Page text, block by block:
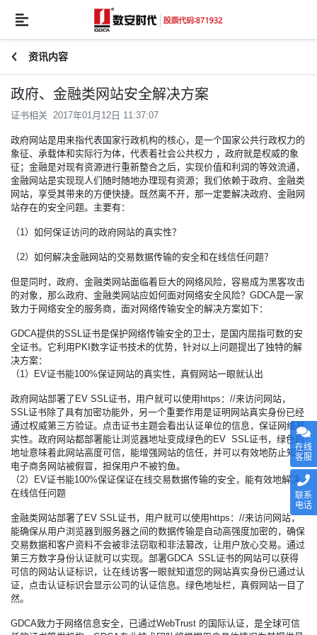
资讯内容
政府、金融类网站安全解决方案
证书相关 2017年01月12日 11:37:07
政府网站是用来指代表国家行政机构的核心，是一个国家公共行政权力的
象征、承载体和实际行为体，代表着社会公共权力 ，政府就是权威的象
征；金融是对现有资源进行重新整合之后，实现价值和利润的等效流通，
金融网站是实现现人们随时随地办理现有资源；我们依赖于政府、金融类
网站，享受其带来的方便快捷。既然离不开，那一定要解决政府、金融网
站存在的安全问题。主要有：
（1）如何保证访问的政府网站的真实性？
（2）如何解决金融网站的交易数据传输的安全和在线信任问题？
但是同时，政府、金融类网站面临着巨大的网络风险，容易成为黑客攻击
的对象，那么政府、金融类网站应如何面对网络安全风险？GDCA是一家
致力于网络安全的服务商，面对网络传输安全的解决方案如下：
GDCA提供的SSL证书是保护网络传输安全的卫士，是国内屈指可数的安
全证书。它利用PKI数字证书技术的优势，针对以上问题提出了独特的解
决方案：
（1）EV证书能100%保证网站的真实性，真假网站一眼就认出
政府网站部署了EV SSL证书，用户就可以使用https：//来访问网站，
SSL证书除了具有加密功能外，另一个重要作用是证明网站真实身份已经
通过权威第三方验证。点击证书主题会看出认证单位的信息，保证网络真
实性。政府网站都部署能让浏览器地址变成绿色的EV SSL证书，绿色的
地址意味着此网站高度可信，能增强网站的信任，并可以有效地防止知名
电子商务网站被假冒，担保用户不被钓鱼。
（2）EV证书能100%保证保证在线交易数据传输的安全，能有效地解决
在线信任问题
金融类网站部署了EV SSL证书，用户就可以使用https：//来访问网站，
能确保从用户浏览器到服务器之间的数据传输是自动高强度加密的，确保
交易数据和客户资料不会被非法窃取和非法篡改，让用户放心交易。通过
第三方数字身份认证就可以实现。部署GDCA SSL证书的网站可以获得
可信的网站认证标识，让在线访客一眼就知道您的网站真实身份已通过认
证，点击认证标识会显示公司的认证信息。绿色地址栏，真假网站一目了
然。
GDCA致力于网络信息安全，已通过WebTrust 的国际认证，是全球可信
在线
客服
联系
电话